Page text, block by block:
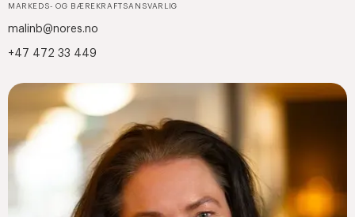
MARKEDS- OG BÆREKRAFTSANSVARLIG
malinb@nores.no
+47 472 33 449